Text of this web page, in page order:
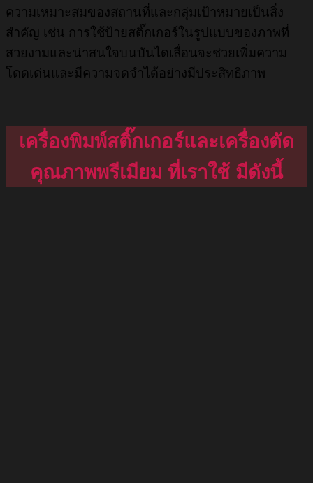
ความเหมาะสมของสถานที่และกลุ่มเป้าหมายเป็นสิ่ง
สำคัญ เช่น การใช้ป้ายสติ๊กเกอร์ในรูปแบบของภาพที่
สวยงามและน่าสนใจบนบันไดเลื่อนจะช่วยเพิ่มความ
โดดเด่นและมีความจดจำได้อย่างมีประสิทธิภาพ
เครื่องพิมพ์สติ๊กเกอร์และเครื่องตัด
คุณภาพพรีเมียม ที่เราใช้ มีดังนี้